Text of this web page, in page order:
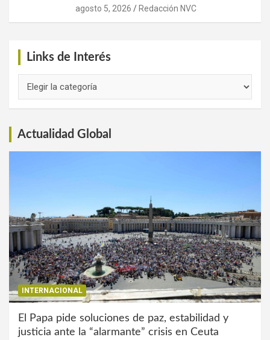
agosto 5, 2026 Redacción NVC
Links de Interés
Actualidad Global
INTERNACIONAL
El Papa pide soluciones de paz, estabilidad y
justicia ante la “alarmante” crisis en Ceuta